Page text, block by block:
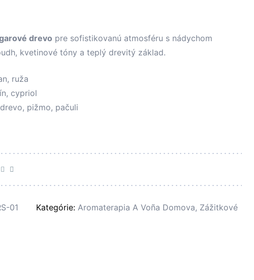
drevo pre sofistikovanú atmosféru s nádychom
kvetinové tóny a teplý drevitý základ.
ruža
cypriol
pižmo, pačuli
01 Kategórie: Aromaterapia A Voña Domova, Zážitkové